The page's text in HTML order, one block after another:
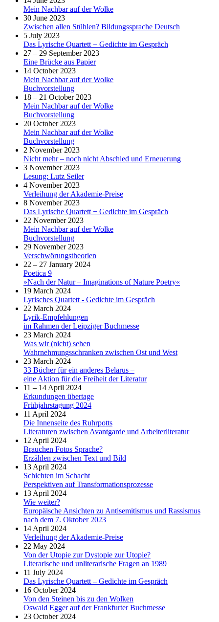
Mein Nachbar auf der Wolke
30 June 2023
Zwischen allen Stühlen? Bildungssprache Deutsch
5 July 2023
Das Lyrische Quartett − Gedichte im Gespräch
27 – 29 September 2023
Eine Brücke aus Papier
14 October 2023
Mein Nachbar auf der Wolke
Buchvorstellung
18 – 21 October 2023
Mein Nachbar auf der Wolke
Buchvorstellung
20 October 2023
Mein Nachbar auf der Wolke
Buchvorstellung
2 November 2023
Nicht mehr – noch nicht Abschied und Erneuerung
3 November 2023
Lesung: Lutz Seiler
4 November 2023
Verleihung der Akademie-Preise
8 November 2023
Das Lyrische Quartett − Gedichte im Gespräch
22 November 2023
Mein Nachbar auf der Wolke
Buchvorstellung
29 November 2023
Verschwörungstheorien
22 – 27 January 2024
Poetica 9
»Nach der Natur – Imaginations of Nature Poetry«
19 March 2024
Lyrisches Quartett - Gedichte im Gespräch
22 March 2024
Lyrik-Empfehlungen
im Rahmen der Leipziger Buchmesse
23 March 2024
Was wir (nicht) sehen
Wahrnehmungsschranken zwischen Ost und West
23 March 2024
33 Bücher für ein anderes Belarus –
eine Aktion für die Freiheit der Literatur
11 – 14 April 2024
Erkundungen übertage
Frühjahrstagung 2024
11 April 2024
Die Innenseite des Ruhrpotts
Literaturen zwischen Avantgarde und Arbeiterliteratur
12 April 2024
Brauchen Fotos Sprache?
Erzählen zwischen Text und Bild
13 April 2024
Schichten im Schacht
Perspektiven auf Transformationsprozesse
13 April 2024
Wie weiter?
Europäische Ansichten zu Antisemitismus und Rassismus
nach dem 7. Oktober 2023
14 April 2024
Verleihung der Akademie-Preise
22 May 2024
Von der Utopie zur Dystopie zur Utopie?
Literarische und unliterarische Fragen an 1989
11 July 2024
Das Lyrische Quartett – Gedichte im Gespräch
16 October 2024
Von den Steinen bis zu den Wolken
Oswald Egger auf der Frankfurter Buchmesse
23 October 2024